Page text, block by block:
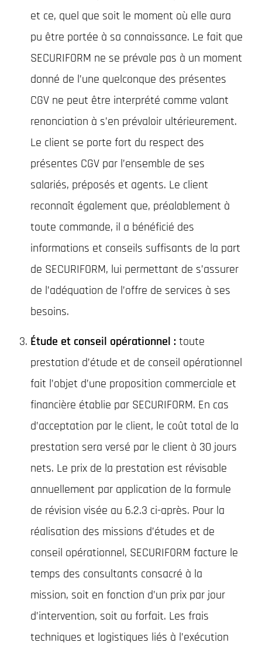
et ce, quel que soit le moment où elle aura
pu être portée à sa connaissance. Le fait que
SECURIFORM ne se prévale pas à un moment
donné de l’une quelconque des présentes
CGV ne peut être interprété comme valant
renonciation à s’en prévaloir ultérieurement.
Le client se porte fort du respect des
présentes CGV par l’ensemble de ses
salariés, préposés et agents. Le client
reconnaît également que, préalablement à
toute commande, il a bénéficié des
informations et conseils suffisants de la part
de SECURIFORM, lui permettant de s’assurer
de l’adéquation de l’offre de services à ses
besoins.
Étude et conseil opérationnel :toute
prestation d’étude et de conseil opérationnel
fait l’objet d’une proposition commerciale et
financière établie par SECURIFORM. En cas
d’acceptation par le client, le coût total de la
prestation sera versé par le client à 30 jours
nets. Le prix de la prestation est révisable
annuellement par application de la formule
de révision visée au 6.2.3 ci-après. Pour la
réalisation des missions d’études et de
conseil opérationnel, SECURIFORM facture le
temps des consultants consacré à la
mission, soit en fonction d’un prix par jour
d’intervention, soit au forfait. Les frais
techniques et logistiques liés à l’exécution